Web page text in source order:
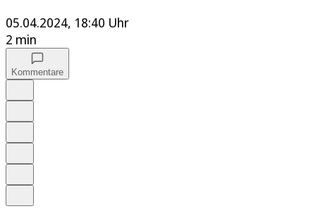
05.04.2024, 18:40 Uhr
2 min
Kommentare